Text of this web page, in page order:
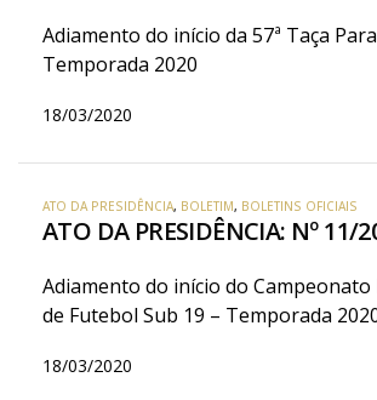
Adiamento do início da 57ª Taça
Temporada 2020
18/03/2020
ATO DA PRESIDÊNCIA, BOLETIM, BOLETINS OFICIAIS
ATO DA PRESIDÊNCIA: Nº 11/
Adiamento do início do Campeonato
de Futebol Sub 19 – Temporada
18/03/2020